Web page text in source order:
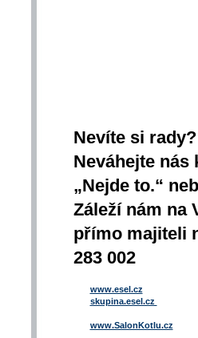
Nevíte si
Neváhejte
„Nejde to.“
Záleží nám na
přímo majiteli
283 002
www.esel.cz
skupina.esel.cz
www.SalonKotlu.cz